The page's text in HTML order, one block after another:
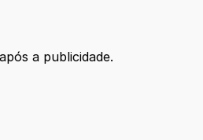
a publicidade.